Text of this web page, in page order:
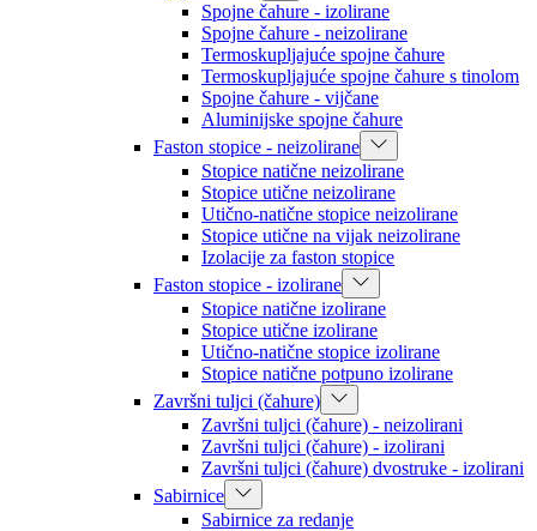
Spojne čahure - izolirane
Spojne čahure - neizolirane
Termoskupljajuće spojne čahure
Termoskupljajuće spojne čahure s tinolom
Spojne čahure - vijčane
Aluminijske spojne čahure
Faston stopice - neizolirane
Stopice natične neizolirane
Stopice utične neizolirane
Utično-natične stopice neizolirane
Stopice utične na vijak neizolirane
Izolacije za faston stopice
Faston stopice - izolirane
Stopice natične izolirane
Stopice utične izolirane
Utično-natične stopice izolirane
Stopice natične potpuno izolirane
Završni tuljci (čahure)
Završni tuljci (čahure) - neizolirani
Završni tuljci (čahure) - izolirani
Završni tuljci (čahure) dvostruke - izolirani
Sabirnice
Sabirnice za redanje